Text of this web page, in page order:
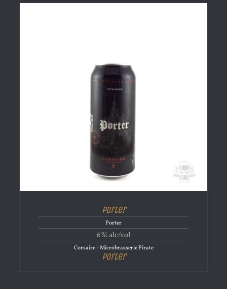
Porter
Porter
6% alc/vol
Corsaire - Microbrasserie Pirate
Porter